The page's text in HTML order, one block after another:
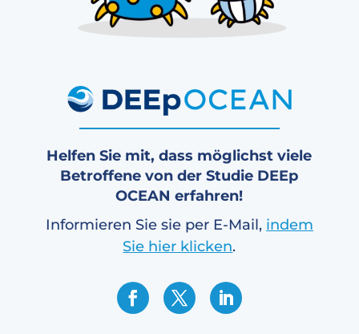
Helfen Sie mit, dass möglichst viele
Betroffene von der Studie DEEp
OCEAN erfahren!
Informieren Sie sie per E-Mail, indem
Sie hier klicken.